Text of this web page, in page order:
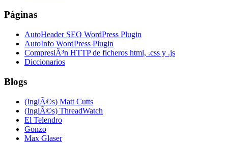
Páginas
AutoHeader SEO WordPress Plugin
AutoInfo WordPress Plugin
CompresiÃ³n HTTP de ficheros html, .css y .js
Diccionarios
Blogs
(InglÃ©s) Matt Cutts
(InglÃ©s) ThreadWatch
El Telendro
Gonzo
Max Glaser